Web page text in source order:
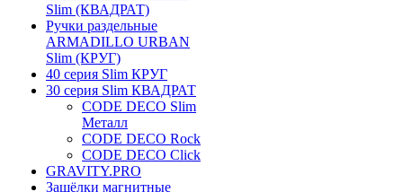
Slim (КВАДРАТ)
Ручки раздельные
ARMADILLO URBAN
Slim (КРУГ)
40 серия Slim КРУГ
30 серия Slim КВАДРАТ
CODE DECO Slim
Металл
CODE DECO Rock
CODE DECO Click
GRAVITY.PRO
Защёлки магнитные